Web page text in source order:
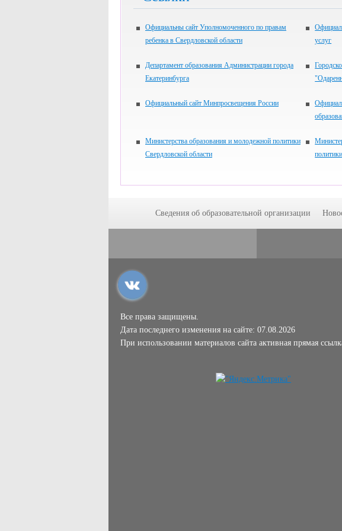
Официальны сайт Уполномоченного по правам
ребенка в Свердловской области
услуг
Департамент образования Администрации города
Екатеринбурга
Официальный сайт Минпросвещения России
Министерства образования и молодежной политики
Свердловской области
Сведения об образовательной организации
Все права защищены.
Дата последнего изменения на сайте: 07.08.2026
При использовании материалов сайта активная прямая